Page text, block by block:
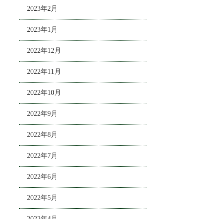
2023年2月
2023年1月
2022年12月
2022年11月
2022年10月
2022年9月
2022年8月
2022年7月
2022年6月
2022年5月